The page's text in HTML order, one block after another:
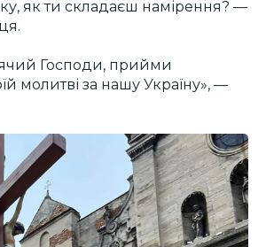
як ти складаєш намірення? —
Господи, прийми
молитві за нашу Україну», —